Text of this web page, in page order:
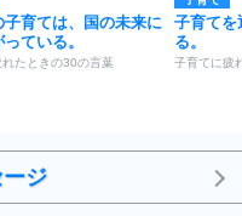
子育ては、国の未来に
ている。
たときの30の言葉
子育てを
る。
子育てに疲
ジ